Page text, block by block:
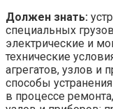
Должен знать:
специальных
электрические и
технические
агрегатов, узлов и
способы
в процессе